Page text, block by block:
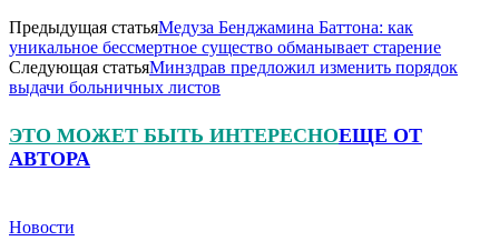
Предыдущая статьяМедуза Бенджамина Баттона: как
уникальное бессмертное существо обманывает старение
Следующая статьяМинздрав предложил изменить порядок
выдачи больничных листов
ЭТО МОЖЕТ БЫТЬ ИНТЕРЕСНОЕЩЕ ОТ
АВТОРА
Новости